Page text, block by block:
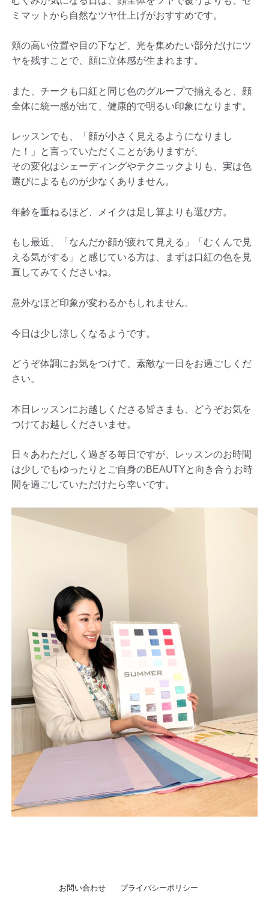
ミマットから自然なツヤ仕上げがおすすめです。
頬の高い位置や目の下など、光を集めたい部分だけにツ
ヤを残すことで、顔に立体感が生まれます。
また、チークも口紅と同じ色のグループで揃えると、顔
全体に統一感が出て、健康的で明るい印象になります。
レッスンでも、「顔が小さく見えるようになりまし
た！」と言っていただくことがありますが、
その変化はシェーディングやテクニックよりも、実は色
選びによるものが少なくありません。
年齢を重ねるほど、メイクは足し算よりも選び方。
もし最近、「なんだか顔が疲れて見える」「むくんで見
える気がする」と感じている方は、まずは口紅の色を見
直してみてくださいね。
意外なほど印象が変わるかもしれません。
今日は少し涼しくなるようです。
どうぞ体調にお気をつけて、素敵な一日をお過ごしくだ
さい。
本日レッスンにお越しくださる皆さまも、どうぞお気を
つけてお越しくださいませ。
日々あわただしく過ぎる毎日ですが、レッスンのお時間
は少しでもゆったりとご自身のBEAUTYと向き合うお時
間を過ごしていただけたら幸いです。
お問い合わせ プライバシーポリシー